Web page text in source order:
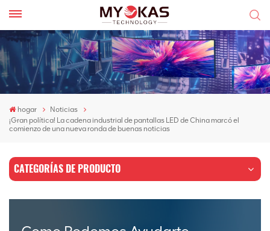
hogar
Noticias
¡Gran política! La cadena industrial de pantallas LED de China marcó el
comienzo de una nueva ronda de buenas noticias
CATEGORÍAS DE PRODUCTO